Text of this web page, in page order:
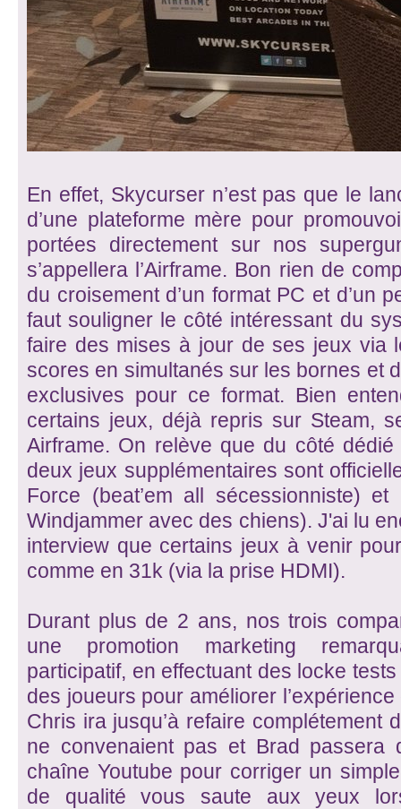
En effet, Skycurser n’est pas que le
d’une plateforme mère pour
portées directement sur nos
s’appellera l’Airframe. Bon rien de
du croisement d’un format PC et d’un
faut souligner le côté intéressant du
faire des mises à jour de ses jeux via
scores en simultanés sur les bornes et
exclusives pour ce format. Bien
certains jeux, déjà repris sur Steam,
Airframe. On relève que du côté
deux jeux supplémentaires sont
Force (beat’em all sécessionniste)
Windjammer avec des chiens). J'ai lu
interview que certains jeux à venir
comme en 31k (via la prise HDMI).
Durant plus de 2 ans, nos trois
une promotion marketing
participatif, en effectuant des locke
des joueurs pour améliorer
Chris ira jusqu’à refaire complétement
ne convenaient pas et Brad
chaîne Youtube pour corriger un
de qualité vous saute aux yeux